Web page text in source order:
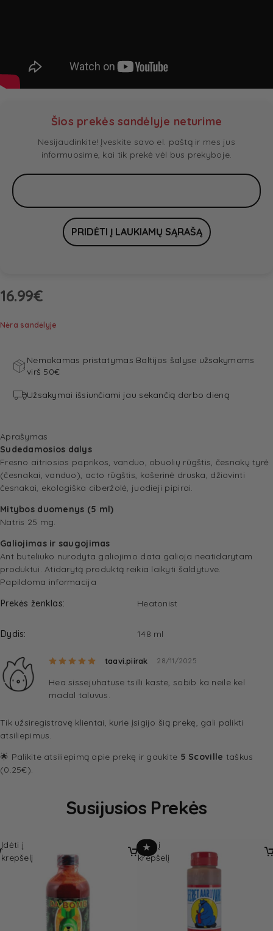
Šios prekės sandėlyje neturime
Nesijaudinkite! Įveskite savo el. paštą ir mes jus
informuosime, kai tik prekė vėl bus prekyboje.
16.99€
Nėra sandėlyje
Nemokamas pristatymas Baltijos šalyse užsakymams
virš 50€
Užsakymai išsiunčiami jau sekančią darbo dieną
Aprašymas
Sudedamosios dalys
Fresno aitriosios paprikos, vanduo, obuolių rūgštis, česnakų tyrė
(česnakai, vanduo), acto rūgštis, košerinė druska, džiovinti
česnakai, ekologiška ciberžolė, juodieji pipirai.
Mitybos duomenys (5 ml)
Natris 25 mg.
Galiojimas ir saugojimas
Ant buteliuko nurodyta galiojimo data galioja neatidarytam
produktui. Atidarytą produktą reikia laikyti šaldytuve.
Papildoma informacija
Prekės ženklas
Heatonist
Dydis 148 ml
Rated5out of 5
taavi.piirak 28/11/2025
Hea sissejuhatuse tsilli kaste, sobib ka neile kel
madal taluvus.
Tik užsiregistravę klientai, kurie įsigijo šią prekę, gali palikti
atsiliepimus.
🌟 Palikite atsiliepimą apie prekę ir gaukite 5 Scoville taškus
(0.25€).
Susijusios Prekės
Įdėti į
krepšelį
★
Įdėti į
krepšelį